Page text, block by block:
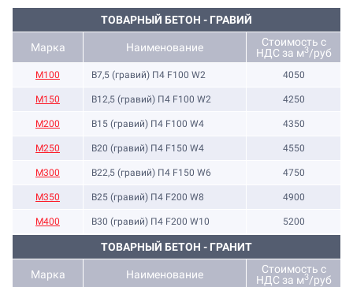
ТОВАРНЫЙ БЕТОН - ГРАВИЙ
Марка Наименование
Стоимость с
НДС за м3/руб
M100 B7,5 (гравий) П4 F100 W2 4050
М150 B12,5 (гравий) П4 F100 W2 4250
М200 B15 (гравий) П4 F100 W4 4350
М250 B20 (гравий) П4 F150 W4 4550
М300 B22,5 (гравий) П4 F150 W6 4750
М350 B25 (гравий) П4 F200 W8 4900
М400 B30 (гравий) П4 F200 W10 5200
ТОВАРНЫЙ БЕТОН - ГРАНИТ
Марка Наименование
Стоимость с
НДС за м3/руб